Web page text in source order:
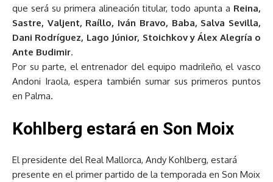
que será su primera alineación titular, todo apunta a Reina,
Sastre, Valjent, Raíllo, Iván Bravo, Baba, Salva Sevilla,
Dani Rodríguez, Lago Júnior, Stoichkov y Álex Alegría o
Ante Budimir.
Por su parte, el entrenador del equipo madrileño, el vasco
Andoni Iraola, espera también sumar sus primeros puntos
en Palma.
Kohlberg estará en Son Moix
El presidente del Real Mallorca, Andy Kohlberg, estará
presente en el primer partido de la temporada en Son Moix